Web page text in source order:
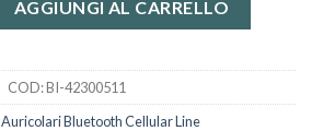
AGGIUNGI AL CARRELLO
COD:BI-42300511
Auricolari Bluetooth Cellular Line